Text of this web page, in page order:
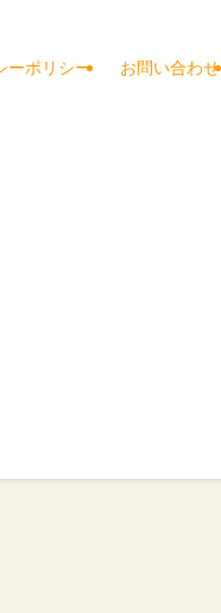
ーポリシー お問い合わせ